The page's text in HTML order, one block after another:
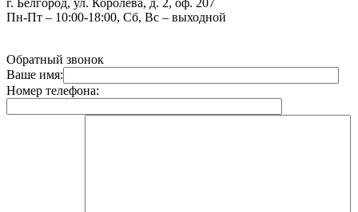
Пн-Пт – 10:00-18:00, Сб, Вс – выходной
Обратный звонок
Ваше имя:
Номер телефона: